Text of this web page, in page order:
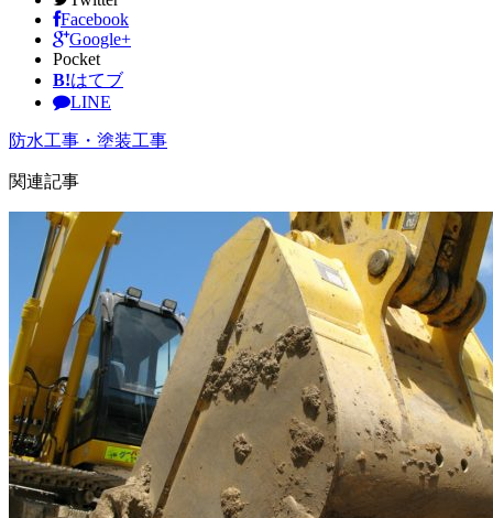
Facebook
Google+
Pocket
B!はてブ
LINE
防水工事・塗装工事
関連記事